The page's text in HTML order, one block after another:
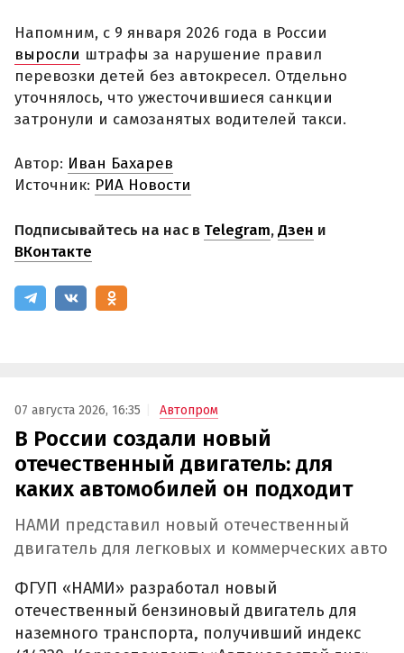
Напомним, с 9 января 2026 года в России
выросли штрафы за нарушение правил
перевозки детей без автокресел. Отдельно
уточнялось, что ужесточившиеся санкции
затронули и самозанятых водителей такси.
Автор: Иван Бахарев
Источник: РИА Новости
Подписывайтесь на нас в Telegram,Дзен и
ВКонтакте
07 августа 2026, 16:35 Автопром
В России создали новый
отечественный двигатель: для
каких автомобилей он подходит
НАМИ представил новый отечественный
двигатель для легковых и коммерческих авто
ФГУП «НАМИ» разработал новый
отечественный бензиновый двигатель для
наземного транспорта, получивший индекс